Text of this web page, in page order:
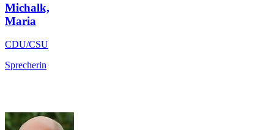
Michalk,
Maria
CDU/CSU
Sprecherin